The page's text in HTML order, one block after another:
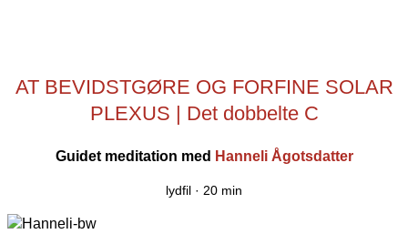
AT BEVIDSTGØRE OG FORFINE SOLAR
PLEXUS | Det dobbelte C
Guidet meditation med Hanneli Ågotsdatter
lydfil · 20 min